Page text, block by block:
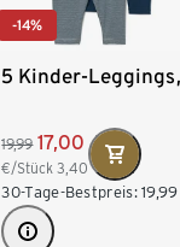
-14%
5 Kinder-
19,99 17,00
€/Stück3,40
30-Tage-Bestpreis: 19,99